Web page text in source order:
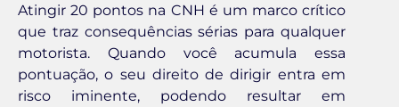
Atingir 20 pontos na CNH é um marco crítico
que traz consequências sérias para qualquer
motorista. Quando você acumula essa
pontuação, o seu direito de dirigir entra em
risco iminente, podendo resultar em